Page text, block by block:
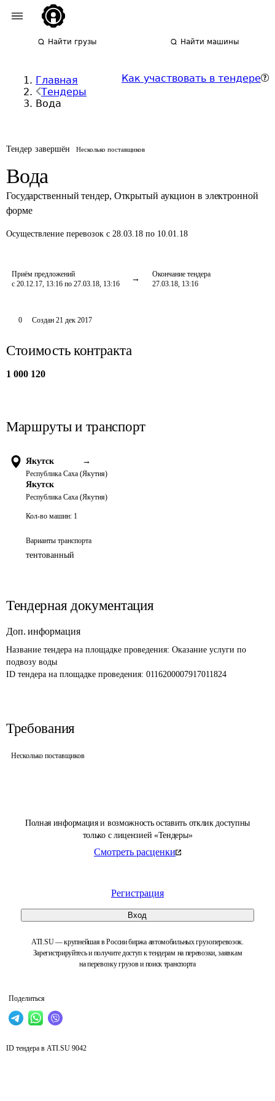
Найти грузы Найти машины
Главная
Тендеры
Вода
Как участвовать в тендере
Тендер завершён Несколько поставщиков
Вода
Государственный тендер, Открытый аукцион в электронной
форме
Осуществление перевозок с 28.03.18 по 10.01.18
Приём предложений
с 20.12.17, 13:16 по 27.03.18, 13:16
Окончание тендера
27.03.18, 13:16
Полная информация и возможность оставить отклик доступны
только с лицензией «Тендеры»
Смотреть расценки
Регистрация
Вход
ATI.SU — крупнейшая в России биржа автомобильных грузоперевозок.
Зарегистрируйтесь и получите доступ к тендерам на перевозки, заявкам
на перевозку грузов и поиск транспорта
Поделиться
0 Создан 21 дек 2017
Стоимость контракта
1 000 120
Маршруты и транспорт
Якутск →
Республика Саха (Якутия)
Якутск
Республика Саха (Якутия)
Кол-во машин: 1
Варианты транспорта
тентованный
Тендерная документация
Доп. информация
Название тендера на площадке проведения: Оказание услуги по
подвозу воды
ID тендера на площадке проведения: 0116200007917011824
Требования
Несколько поставщиков
ID тендера в ATI.SU 9042